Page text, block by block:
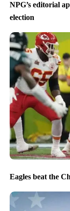
NPG’s editorial
election
Eagles beat the